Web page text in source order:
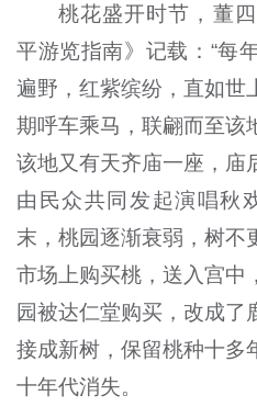
桃花盛开时节，董
平游览指南》记载：“每
遍野，红紫缤纷，直如世
期呼车乘马，联翩而至该
该地又有天齐庙一座，庙
由民众共同发起演唱秋
末，桃园逐渐衰弱，树不
市场上购买桃，送入宫中
园被达仁堂购买，改成了
接成新树，保留桃种十多
十年代消失。